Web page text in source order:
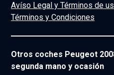
Avíso Legal y Términos de
Términos y Condiciones
Otros coches Peugeot
segunda mano y ocasión